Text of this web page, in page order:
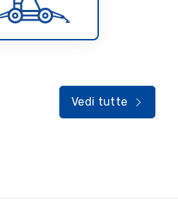
Vedi tutte